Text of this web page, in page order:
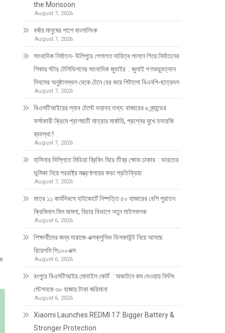
the Monsoon
August 7, 2026
বর্ষায় মানুষের পাশে বাংলালিংক
August 7, 2026
সাংবাদিক নির্যাতন- উলিপুরে পেশাগত দায়িত্ব পালনে গিয়ে নির্যাতনের
শিকার স্টার টেলিভিশনের সাংবাদিক জুবাইর : জুলাই গণঅভ্যুত্থান
দিবসের অনুষ্ঠানস্থল থেকে টেনে বের করে পিটালো বিএনপি-ছাত্রদল
August 7, 2026
বিএসটিআইয়ের ল্যাব টেস্টে ভয়াবহ তথ্য: বাজারের ৮ ব্র্যান্ডের
ফর্সাকারী ক্রিমে প্রাণঘাতী মাত্রার মার্কারি, প্রশ্নের মুখে তদারকি
ব্যবস্থা !
August 7, 2026
হাসিনার দিল্লিতে মিডিয়া ব্রিফিং ঘিরে তীব্র ক্ষোভ ঢাকার : ভারতের
ভূমিকা নিয়ে পররাষ্ট্র মন্ত্রণালয়ের কড়া প্রতিক্রিয়া
August 7, 2026
মাত্র ১১ কার্যদিবসে হাইকোর্টে নিষ্পত্তি ৫০ হাজারের বেশি পুরাতন
ক্রিমিনাল মিস মামলা, বিচার বিভাগে নতুন মাইলফলক
August 6, 2026
শিক্ষার্থীদের জন্য দারাজে এক্সক্লুসিভ ডিসকাউন্ট নিয়ে আসছে
রিয়েলমি সি১০০এক্স
August 6, 2026
রংপুরে বিএসটিআইর মোবাইল কোর্ট : অকটেনে কম দেওয়ায় ফিলিং
স্টেশনকে ৩০ হাজার টাকা জরিমানা
August 6, 2026
Xiaomi Launches REDMI 17: Bigger Battery &
Stronger Protection